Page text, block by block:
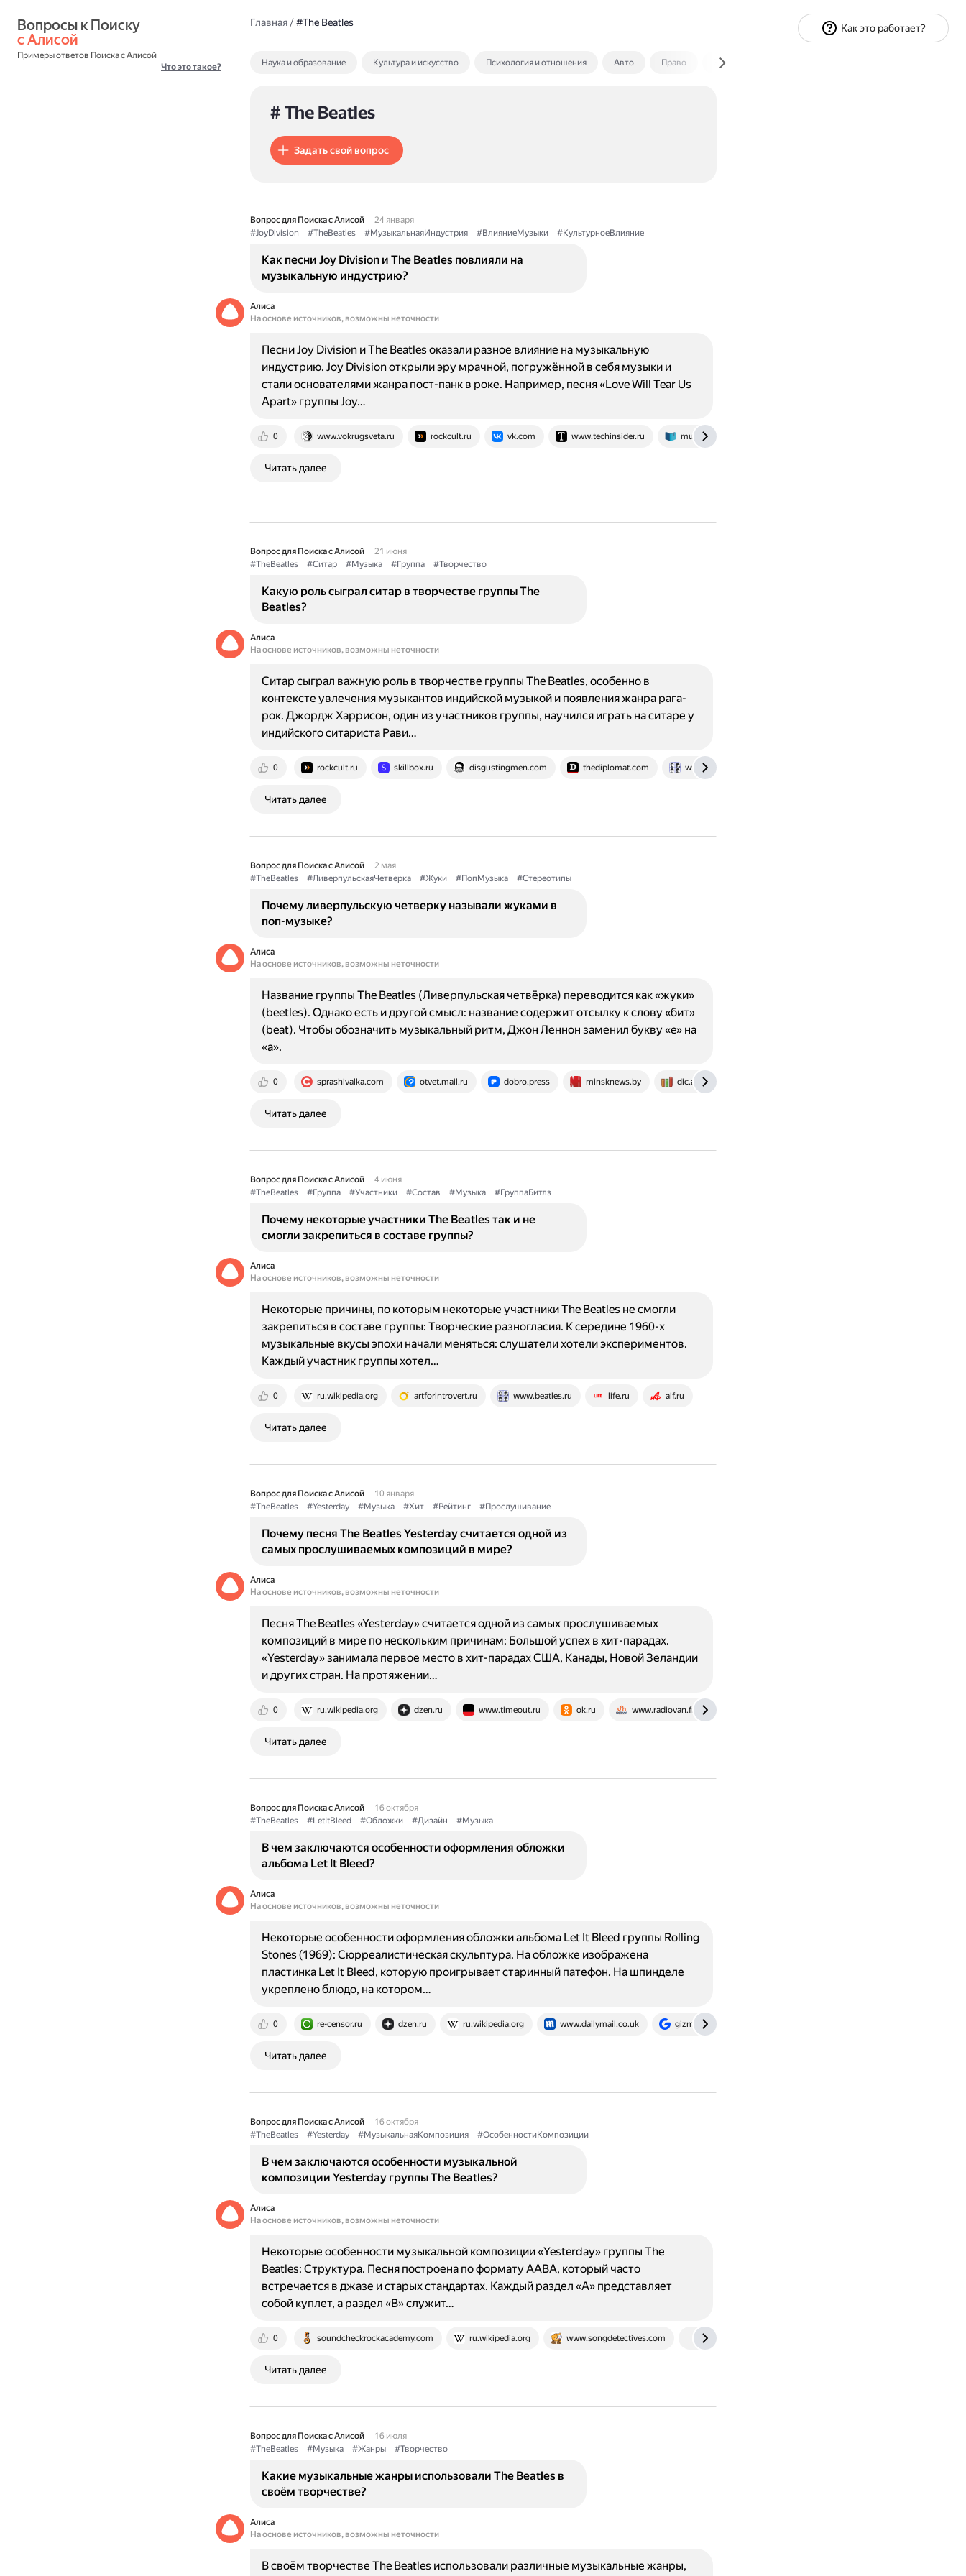
с Алисой
Примеры ответов Поиска с Алисой
Что это такое?
Главная/#The Beatles
Наука и образование Культура и искусство Психология и отношения Авто Право Экономика и финансы
# The Beatles
Задать свой вопрос
Вопрос для Поиска с Алисой
24 января
#JoyDivision
#TheBeatles #МузыкальнаяИндустрия #ВлияниеМузыки #КультурноеВлияние
Как песни Joy Division и The Beatles повлияли на
музыкальную индустрию?
Алиса
На основе источников, возможны неточности
0 www.vokrugsveta.ru rockcult.ru vk.com www.techinsider.ru multiurok.ru
Песни Joy Division и The Beatles оказали разное влияние на музыкальную
индустрию. Joy Division открыли эру мрачной, погружённой в себя музыки и
стали основателями жанра пост-панк в роке. Например, песня «Love Will Tear Us
Apart» группы Joy…
Читать далее
Вопрос для Поиска с Алисой
21 июня
#TheBeatles
#Ситар #Музыка #Группа #Творчество
Какую роль сыграл ситар в творчестве группы The
Beatles?
Алиса
На основе источников, возможны неточности
0 rockcult.ru skillbox.ru disgustingmen.com thediplomat.com www.beatles.ru
Ситар сыграл важную роль в творчестве группы The Beatles, особенно в
контексте увлечения музыкантов индийской музыкой и появления жанра рага-
рок. Джордж Харрисон, один из участников группы, научился играть на ситаре у
индийского ситариста Рави…
Читать далее
Вопрос для Поиска с Алисой
2 мая
#TheBeatles
#ЛиверпульскаяЧетверка #Жуки #ПопМузыка #Стереотипы
Почему ливерпульскую четверку называли жуками в
поп-музыке?
Алиса
На основе источников, возможны неточности
0 sprashivalka.com otvet.mail.ru dobro.press minsknews.by dic.academic.ru
Название группы The Beatles (Ливерпульская четвёрка) переводится как «жуки»
(beetles). Однако есть и другой смысл: название содержит отсылку к слову «бит»
(beat). Чтобы обозначить музыкальный ритм, Джон Леннон заменил букву «e» на
«a».
Читать далее
Вопрос для Поиска с Алисой
4 июня
#TheBeatles
#Группа #Участники #Состав #Музыка #ГруппаБитлз
Почему некоторые участники The Beatles так и не
смогли закрепиться в составе группы?
Алиса
На основе источников, возможны неточности
0 ru.wikipedia.org artforintrovert.ru www.beatles.ru life.ru aif.ru
Некоторые причины, по которым некоторые участники The Beatles не смогли
закрепиться в составе группы: Творческие разногласия. К середине 1960-х
музыкальные вкусы эпохи начали меняться: слушатели хотели экспериментов.
Каждый участник группы хотел…
Читать далее
Вопрос для Поиска с Алисой
10 января
#TheBeatles
#Yesterday #Музыка #Хит #Рейтинг #Прослушивание
Почему песня The Beatles Yesterday считается одной из
самых прослушиваемых композиций в мире?
Алиса
На основе источников, возможны неточности
0 ru.wikipedia.org dzen.ru www.timeout.ru ok.ru www.radiovan.fm
Песня The Beatles «Yesterday» считается одной из самых прослушиваемых
композиций в мире по нескольким причинам: Большой успех в хит-парадах.
«Yesterday» занимала первое место в хит-парадах США, Канады, Новой Зеландии
и других стран. На протяжении…
Читать далее
Вопрос для Поиска с Алисой
16 октября
#TheBeatles
#LetItBleed #Обложки #Дизайн #Музыка
В чем заключаются особенности оформления обложки
альбома Let It Bleed?
Алиса
На основе источников, возможны неточности
0 re-censor.ru dzen.ru ru.wikipedia.org www.dailymail.co.uk gizmodo.com
Некоторые особенности оформления обложки альбома Let It Bleed группы Rolling
Stones (1969): Сюрреалистическая скульптура. На обложке изображена
пластинка Let It Bleed, которую проигрывает старинный патефон. На шпинделе
укреплено блюдо, на котором…
Читать далее
Вопрос для Поиска с Алисой
16 октября
#TheBeatles
#Yesterday #МузыкальнаяКомпозиция #ОсобенностиКомпозиции
В чем заключаются особенности музыкальной
композиции Yesterday группы The Beatles?
Алиса
На основе источников, возможны неточности
0 soundcheckrockacademy.com ru.wikipedia.org www.songdetectives.com en.wikipedia.org
Некоторые особенности музыкальной композиции «Yesterday» группы The
Beatles: Структура. Песня построена по формату AABA, который часто
встречается в джазе и старых стандартах. Каждый раздел «A» представляет
собой куплет, а раздел «B» служит…
Читать далее
Вопрос для Поиска с Алисой
16 июля
#TheBeatles
#Музыка #Жанры #Творчество
Какие музыкальные жанры использовали The Beatles в
своём творчестве?
Алиса
На основе источников, возможны неточности
В своём творчестве The Beatles использовали различные музыкальные жанры,
Как это работает?